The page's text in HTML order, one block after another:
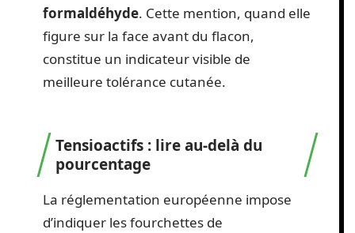
formaldéhyde. Cette mention, quand elle
figure sur la face avant du flacon,
constitue un indicateur visible de
meilleure tolérance cutanée.
Tensioactifs : lire au-delà du
pourcentage
La réglementation européenne impose
d’indiquer les fourchettes de